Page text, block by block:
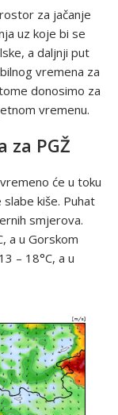
za jačanje
uz koje bi se
a daljnji put
vremena za
donosimo za
vremenu.
za PGŽ
će u toku
kiše. Puhat
smjerova.
a u Gorskom
– 18°C, a u